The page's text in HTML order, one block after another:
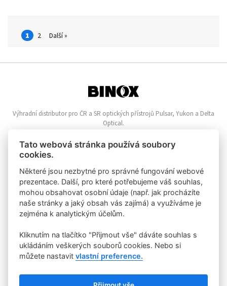
1 2 Další »
Výhradní distributor pro ČR a SR optických přístrojů Pulsar, Yukon a Delta
Optical.
Informace o nákupu
Nákupní řád
Vrácení zboží
Zpracování osobních údajů
Zásady o používání Cookies
Klientská zóna
Velkoochod
Registrace zákazníka
Příhlášení zákazníka
Rychlý kontakt
Tato webová stránka používá soubory
cookies.
Některé jsou nezbytné pro správné fungování webové
prezentace. Další, pro které potřebujeme váš souhlas,
mohou obsahovat osobní údaje (např. jak procházíte
naše stránky a jaký obsah vás zajímá) a využíváme je
zejména k analytickým účelům.
Kliknutím na tlačítko "Přijmout vše" dáváte souhlas s
ukládáním veškerých souborů cookies. Nebo si
můžete nastavitvlastní preference.